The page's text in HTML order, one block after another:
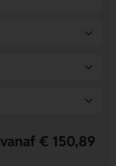
vanaf € 150,89